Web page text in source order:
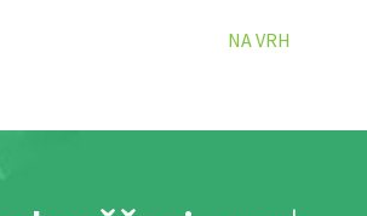
NA VRH